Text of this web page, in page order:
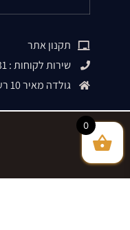
תקנון אתר
שירות לקוחות : 053-7165831
גולדה מאיר 10 רעננה 4323302
0